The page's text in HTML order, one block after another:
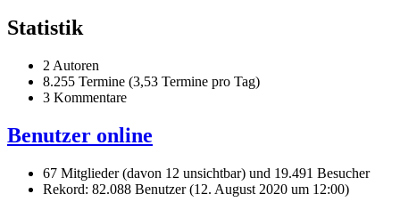
Statistik
2 Autoren
8.255 Termine (3,53 Termine pro Tag)
3 Kommentare
Benutzer online
67 Mitglieder (davon 12 unsichtbar) und 19.491 Besucher
Rekord: 82.088 Benutzer (12. August 2020 um 12:00)